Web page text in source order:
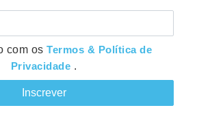
com osTermos & Política de
Privacidade .